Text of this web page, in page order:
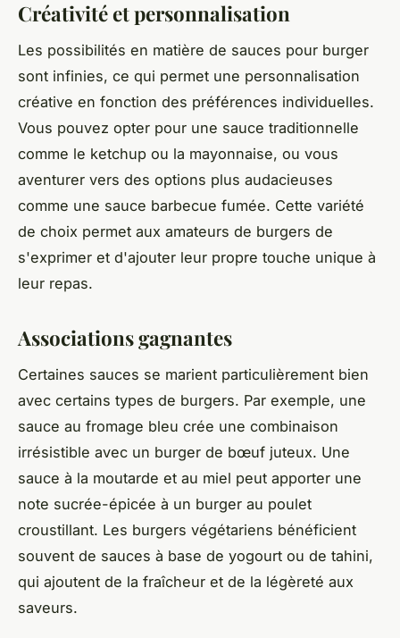
Créativité et personnalisation
Les possibilités en matière de sauces pour burger
sont infinies, ce qui permet une personnalisation
créative en fonction des préférences individuelles.
Vous pouvez opter pour une sauce traditionnelle
comme le ketchup ou la mayonnaise, ou vous
aventurer vers des options plus audacieuses
comme une sauce barbecue fumée. Cette variété
de choix permet aux amateurs de burgers de
s'exprimer et d'ajouter leur propre touche unique à
leur repas.
Associations gagnantes
Certaines sauces se marient particulièrement bien
avec certains types de burgers. Par exemple, une
sauce au fromage bleu crée une combinaison
irrésistible avec un burger de bœuf juteux. Une
sauce à la moutarde et au miel peut apporter une
note sucrée-épicée à un burger au poulet
croustillant. Les burgers végétariens bénéficient
souvent de sauces à base de yogourt ou de tahini,
qui ajoutent de la fraîcheur et de la légèreté aux
saveurs.